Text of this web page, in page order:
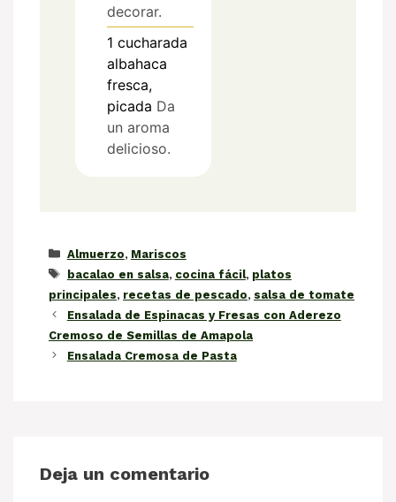
decorar.
1 cucharada
albahaca
fresca,
picada Da
un aroma
delicioso.
Categorías
Almuerzo, Mariscos
Etiquetas
bacalao en salsa, cocina fácil, platos
principales, recetas de pescado, salsa de tomate
Ensalada de Espinacas y Fresas con Aderezo
Cremoso de Semillas de Amapola
Ensalada Cremosa de Pasta
Deja un comentario